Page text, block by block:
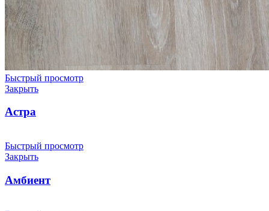
Быстрый просмотр
Закрыть
Астра
Быстрый просмотр
Закрыть
Амбиент